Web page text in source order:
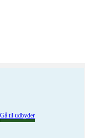
Gå til udbyder